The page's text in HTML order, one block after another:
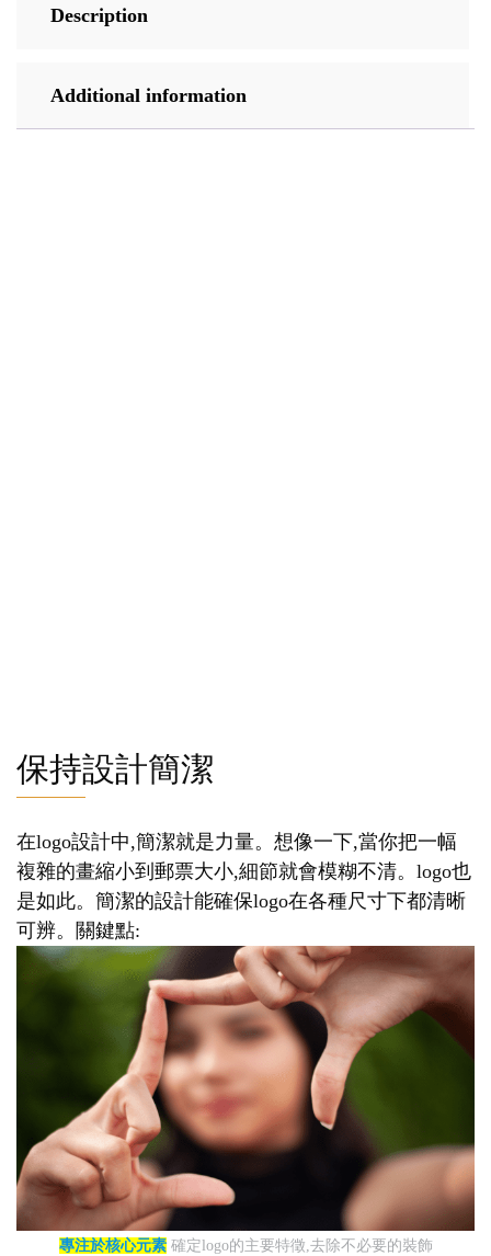
Description
Additional information
保持設計簡潔
在logo設計中,簡潔就是力量。想像一下,當你把一幅
複雜的畫縮小到郵票大小,細節就會模糊不清。logo也
是如此。簡潔的設計能確保logo在各種尺寸下都清晰
可辨。關鍵點:
專注於核心元素確定logo的主要特徵,去除不必要的裝飾